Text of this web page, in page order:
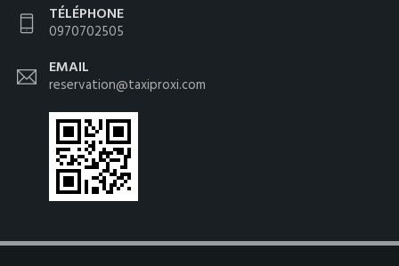
TÉLÉPHONE
0970702505
EMAIL
reservation@taxiproxi.com